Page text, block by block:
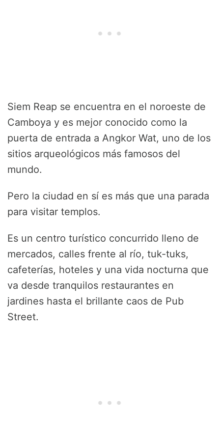
Siem Reap se encuentra en el noroeste de
Camboya y es mejor conocido como la
puerta de entrada a Angkor Wat, uno de los
sitios arqueológicos más famosos del
mundo.
Pero la ciudad en sí es más que una parada
para visitar templos.
Es un centro turístico concurrido lleno de
mercados, calles frente al río, tuk-tuks,
cafeterías, hoteles y una vida nocturna que
va desde tranquilos restaurantes en
jardines hasta el brillante caos de Pub
Street.